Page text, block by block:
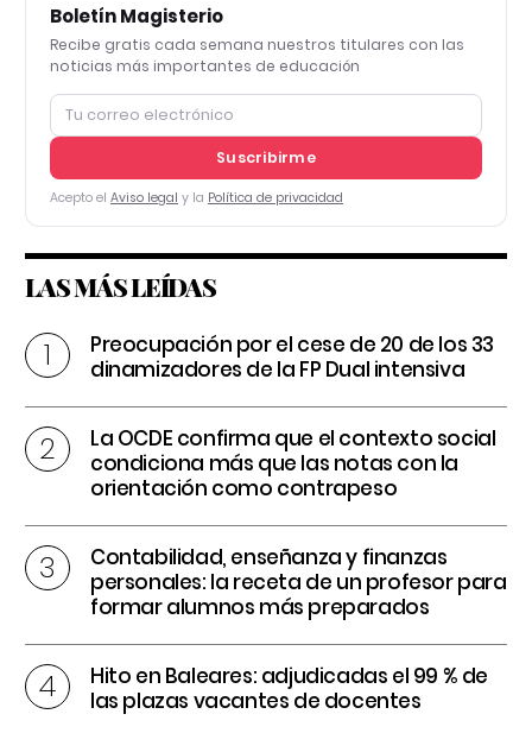
Boletín Magisterio
Recibe gratis cada semana nuestros titulares con las
noticias más importantes de educación
Suscribirme
Acepto el Aviso legal y la Política de privacidad
LAS MÁS LEÍDAS
Preocupación por el cese de 20 de los 33
dinamizadores de la FP Dual intensiva
La OCDE confirma que el contexto social
condiciona más que las notas con la
orientación como contrapeso
Contabilidad, enseñanza y finanzas
personales: la receta de un profesor para
formar alumnos más preparados
Hito en Baleares: adjudicadas el 99 % de
las plazas vacantes de docentes